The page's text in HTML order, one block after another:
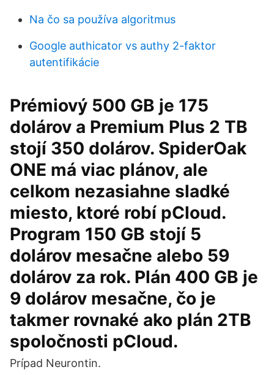
Na čo sa používa algoritmus
Google authicator vs authy 2-faktor
autentifikácie
Prémiový 500 GB je 175
dolárov a Premium Plus 2 TB
stojí 350 dolárov. SpiderOak
ONE má viac plánov, ale
celkom nezasiahne sladké
miesto, ktoré robí pCloud.
Program 150 GB stojí 5
dolárov mesačne alebo 59
dolárov za rok. Plán 400 GB je
9 dolárov mesačne, čo je
takmer rovnaké ako plán 2TB
spoločnosti pCloud.
Prípad Neurontin.